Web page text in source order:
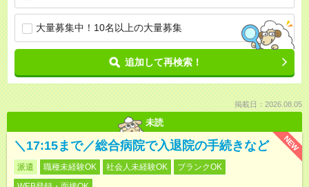
大量募集中！10名以上の大量募集
追加して再検索！
掲載日：2026.08.05
未読
NEW
＼17:15まで／総合病院で入退院の手続きなど
派遣 職種未経験OK 社会人未経験OK
ブランクOK